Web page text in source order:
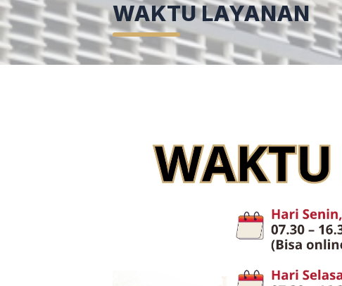
WAKTU LAYANAN